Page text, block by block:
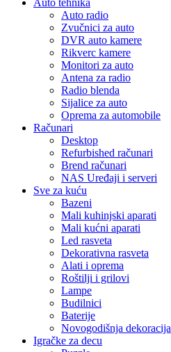
Auto radio
Zvučnici za auto
DVR auto kamere
Rikverc kamere
Monitori za auto
Antena za radio
Radio blenda
Sijalice za auto
Oprema za automobile
Računari
Desktop
Refurbished računari
Brend računari
NAS Uređaji i serveri
Sve za kuću
Bazeni
Mali kuhinjski aparati
Mali kućni aparati
Led rasveta
Dekorativna rasveta
Alati i oprema
Roštilji i grilovi
Lampe
Budilnici
Baterije
Novogodišnja dekoracija
Igračke za decu